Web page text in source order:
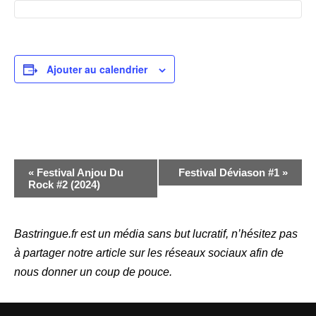
Ajouter au calendrier
i
g
a
t
« Festival Anjou Du
Rock #2 (2024)
Festival Déviason #1 »
Bastringue.fr est un média sans but lucratif, n’hésitez pas
à partager notre article sur les réseaux sociaux afin de
nous donner un coup de pouce.